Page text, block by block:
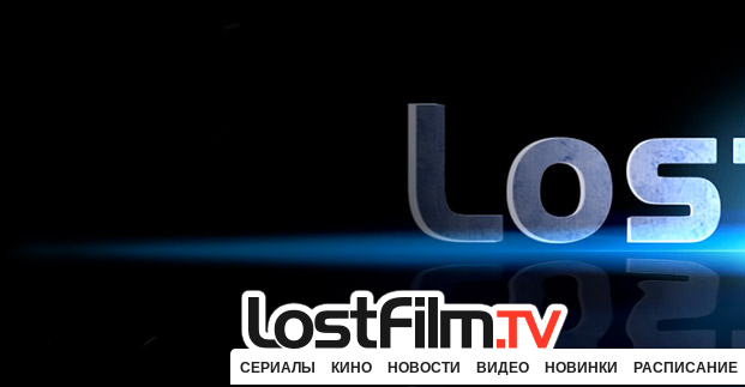
СЕРИАЛЫ КИНО НОВОСТИ ВИДЕО НОВИНКИ РАСПИСАНИЕ